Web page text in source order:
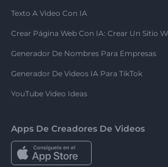
Texto A Video Con IA
Crear Página Web Con IA: Crear Un Sitio
Generador De Nombres Para Empresas
Generador De Videos IA Para TikTok
YouTube Video Ideas
Apps De Creadores De Videos